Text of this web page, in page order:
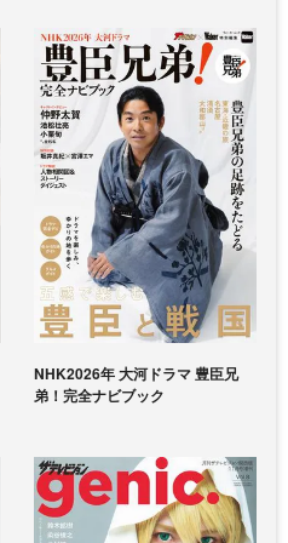
NHK2026年 大河ドラマ 豊臣兄
弟！完全ナビブック